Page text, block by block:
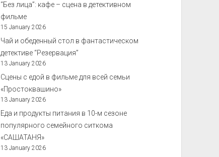
“Без лица”: кафе – сцена в детективном
фильме
15 January 2026
Чай и обеденный стол в фантастическом
детективе “Резервация”
13 January 2026
Сцены с едой в фильме для всей семьи
«Простоквашино»
13 January 2026
Еда и продукты питания в 10-м сезоне
популярного семейного ситкома
«САШАТАНЯ»
13 January 2026